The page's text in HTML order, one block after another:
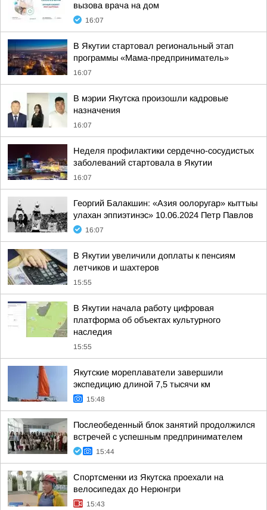
вызова врача на дом
16:07
В Якутии стартовал региональный этап
программы «Мама-предприниматель»
16:07
В мэрии Якутска произошли кадровые
назначения
16:07
Неделя профилактики сердечно-сосудистых
заболеваний стартовала в Якутии
16:07
Георгий Балакшин: «Азия оолоругар» кыттыы
улахан эппиэтинэс» 10.06.2024 Петр Павлов
16:07
В Якутии увеличили доплаты к пенсиям
летчиков и шахтеров
15:55
В Якутии начала работу цифровая
платформа об объектах культурного
наследия
15:55
Якутские мореплаватели завершили
экспедицию длиной 7,5 тысячи км
15:48
Послеобеденный блок занятий продолжился
встречей с успешным предпринимателем
15:44
Спортсменки из Якутска проехали на
велосипедах до Нерюнгри
15:43